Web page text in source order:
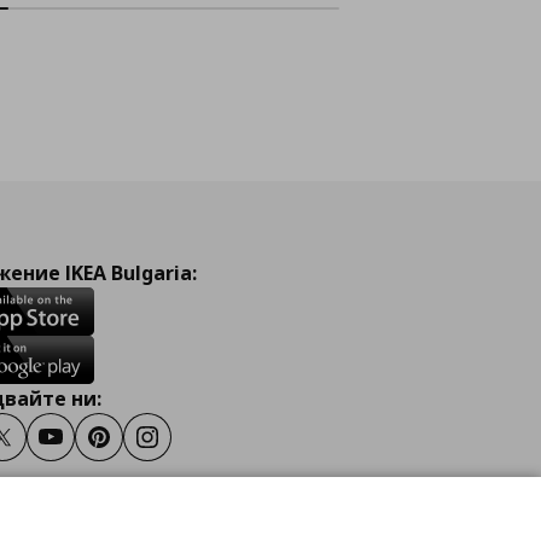
IKEA Bulgaria:
ни:
TwitterYoutubePinterestInstagram